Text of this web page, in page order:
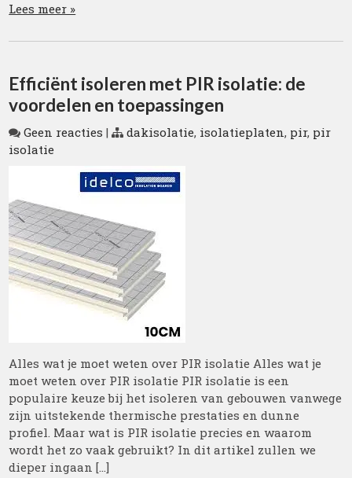
Lees meer »
Efficiënt isoleren met PIR isolatie: de
voordelen en toepassingen
Geen reacties | dakisolatie, isolatieplaten, pir, pir
isolatie
Alles wat je moet weten over PIR isolatie Alles wat je
moet weten over PIR isolatie PIR isolatie is een
populaire keuze bij het isoleren van gebouwen vanwege
zijn uitstekende thermische prestaties en dunne
profiel. Maar wat is PIR isolatie precies en waarom
wordt het zo vaak gebruikt? In dit artikel zullen we
dieper ingaan […]